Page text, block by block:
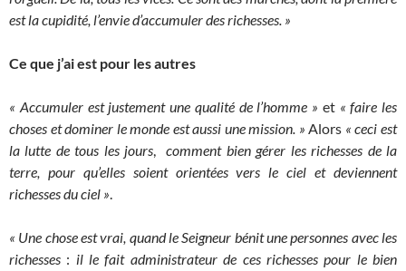
est la cupidité, l’envie d’accumuler des richesses. »
Ce que j’ai est pour les autres
« Accumuler est justement une qualité de l’homme » et « faire les
choses et dominer le monde est aussi une mission. » Alors « ceci est
la lutte de tous les jours, comment bien gérer les richesses de la
terre, pour qu’elles soient orientées vers le ciel et deviennent
richesses du ciel ».
« Une chose est vrai, quand le Seigneur bénit une personnes avec les
richesses : il le fait administrateur de ces richesses pour le bien